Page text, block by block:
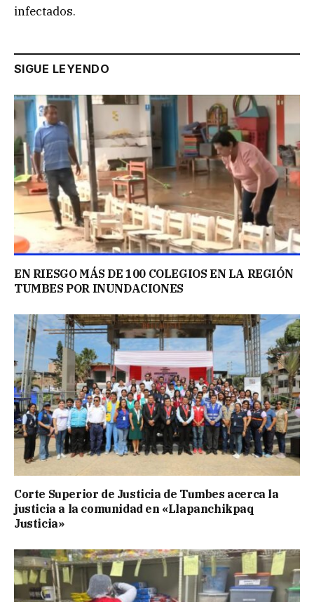
infectados.
SIGUE LEYENDO
EN RIESGO MÁS DE 100 COLEGIOS EN LA REGIÓN
TUMBES POR INUNDACIONES
Corte Superior de Justicia de Tumbes acerca la
justicia a la comunidad en «Llapanchikpaq
Justicia»